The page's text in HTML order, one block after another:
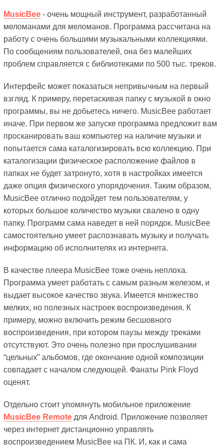
MusicBee- очень мощный инструмент, разработанный
меломанами для меломанов. Программа рассчитана на
работу с очень большими музыкальными коллекциями.
По сообщениям пользователей, она без малейших
проблем справляется с библиотеками по 500 тыс. треков.
Интерфейс может показаться непривычным на первый
взгляд. К примеру, перетаскивая папку с музыкой в окно
программы, вы не добьетесь ничего. MusicBee работает
иначе. При первом же запуске программа предложит вам
просканировать ваш компьютер на наличие музыки и
попытается сама каталогизировать всю коллекцию. При
каталогизации физическое расположение файлов в
папках не будет затронуто, хотя в настройках имеется
даже опция физического упорядочения. Таким образом,
MusicBee отлично подойдет тем пользователям, у
которых большое количество музыки свалено в одну
папку. Программ сама наведет в ней порядок. MusicBee
самостоятельно умеет распознавать музыку и получать
информацию об исполнителях из интернета.
В качестве плеера MusicBee тоже очень неплоха.
Программа умеет работать с самым разным железом, и
выдает высокое качество звука. Имеется множество
мелких, но полезных настроек воспроизведения. К
примеру, можно включить режим бесшовного
воспроизведения, при котором паузы между треками
отсутствуют. Это очень полезно при прослушивании
“цельных” альбомов, где окончание одной композиции
совпадает с началом следующей. Фанаты Pink Floyd
оценят.
Отдельно стоит упомянуть мобильное приложение
MusicBee Remoteдля Android. Приложение позволяет
через интернет дистанционно управлять
воспроизведением MusicBee на ПК. И, как и сама